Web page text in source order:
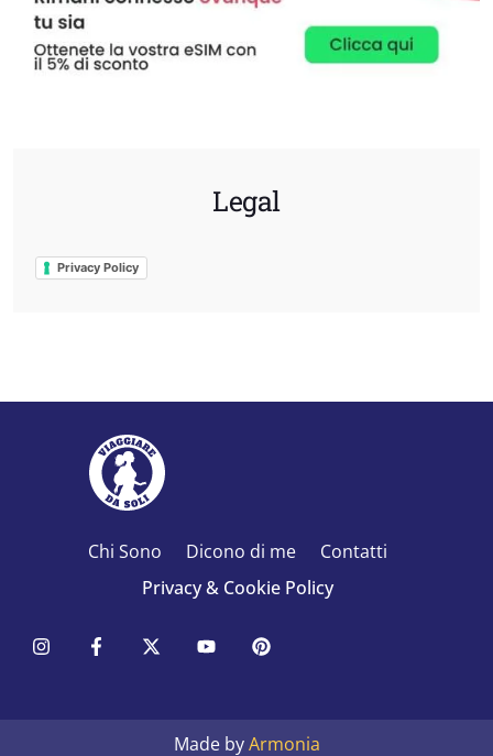
Legal
Privacy Policy
Chi Sono Dicono di me
Contatti
Privacy & Cookie Policy
Made byArmonia